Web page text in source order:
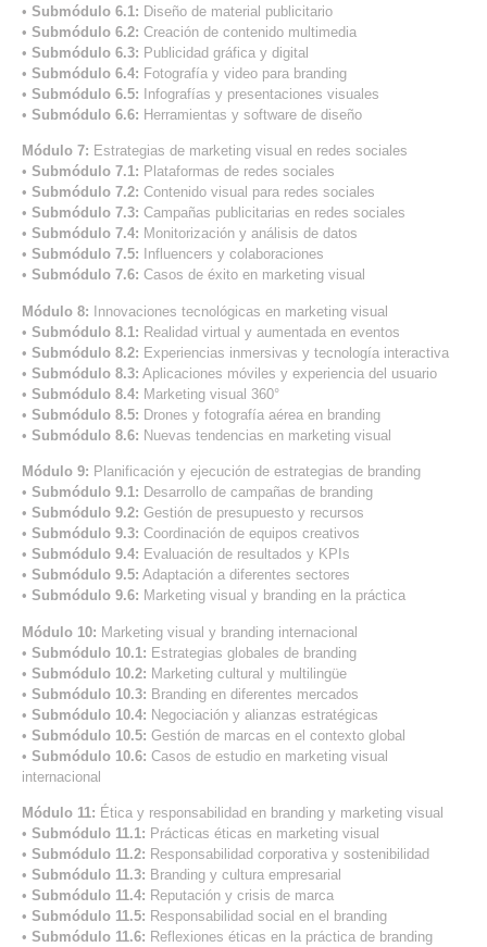
• Submódulo 6.1: Diseño de material publicitario
• Submódulo 6.2: Creación de contenido multimedia
• Submódulo 6.3: Publicidad gráfica y digital
• Submódulo 6.4: Fotografía y video para branding
• Submódulo 6.5: Infografías y presentaciones visuales
• Submódulo 6.6: Herramientas y software de diseño
Módulo 7: Estrategias de marketing visual en redes sociales
• Submódulo 7.1: Plataformas de redes sociales
• Submódulo 7.2: Contenido visual para redes sociales
• Submódulo 7.3: Campañas publicitarias en redes sociales
• Submódulo 7.4: Monitorización y análisis de datos
• Submódulo 7.5: Influencers y colaboraciones
• Submódulo 7.6: Casos de éxito en marketing visual
Módulo 8: Innovaciones tecnológicas en marketing visual
• Submódulo 8.1: Realidad virtual y aumentada en eventos
• Submódulo 8.2: Experiencias inmersivas y tecnología interactiva
• Submódulo 8.3: Aplicaciones móviles y experiencia del usuario
• Submódulo 8.4: Marketing visual 360°
• Submódulo 8.5: Drones y fotografía aérea en branding
• Submódulo 8.6: Nuevas tendencias en marketing visual
Módulo 9: Planificación y ejecución de estrategias de branding
• Submódulo 9.1: Desarrollo de campañas de branding
• Submódulo 9.2: Gestión de presupuesto y recursos
• Submódulo 9.3: Coordinación de equipos creativos
• Submódulo 9.4: Evaluación de resultados y KPIs
• Submódulo 9.5: Adaptación a diferentes sectores
• Submódulo 9.6: Marketing visual y branding en la práctica
Módulo 10: Marketing visual y branding internacional
• Submódulo 10.1: Estrategias globales de branding
• Submódulo 10.2: Marketing cultural y multilingüe
• Submódulo 10.3: Branding en diferentes mercados
• Submódulo 10.4: Negociación y alianzas estratégicas
• Submódulo 10.5: Gestión de marcas en el contexto global
• Submódulo 10.6: Casos de estudio en marketing visual
internacional
Módulo 11: Ética y responsabilidad en branding y marketing visual
• Submódulo 11.1: Prácticas éticas en marketing visual
• Submódulo 11.2: Responsabilidad corporativa y sostenibilidad
• Submódulo 11.3: Branding y cultura empresarial
• Submódulo 11.4: Reputación y crisis de marca
• Submódulo 11.5: Responsabilidad social en el branding
• Submódulo 11.6: Reflexiones éticas en la práctica de branding